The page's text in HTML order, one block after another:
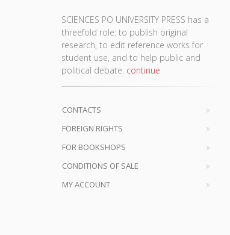
SCIENCES PO UNIVERSITY PRESS has a
threefold role: to publish original
research, to edit reference works for
student use, and to help public and
political debate. continue
CONTACTS
FOREIGN RIGHTS
FOR BOOKSHOPS
CONDITIONS OF SALE
MY ACCOUNT